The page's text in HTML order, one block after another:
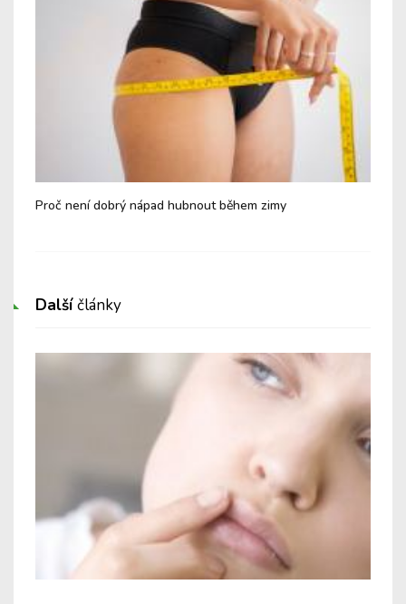
Proč není dobrý nápad hubnout během zimy
Dalšíčlánky